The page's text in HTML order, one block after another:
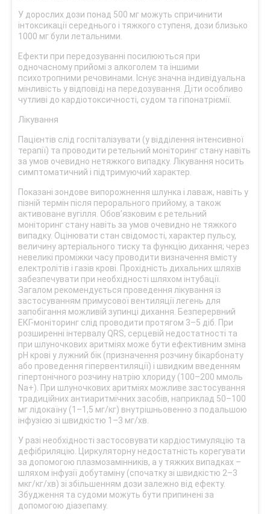
У дорослих дози понад 500 мг можуть спричинити
інтоксикації середнього і тяжкого ступеня, дози близько
1000 мг були летальними.
Ефекти при передозуванні посилюються при
одночасному прийомі з алкоголем та іншими
психотропними речовинами. Існує значна індивідуальна
мінливість у відповіді на передозування. Діти особливо
чутливі до кардіотоксичності, судом та гіпонатріємії.
Лікування
Пацієнтів слід госпіталізувати (у відділення інтенсивної
терапії) та проводити ретельний моніторинг стану навіть
за умов очевидно нетяжкого випадку. Лікування носить
симптоматичний і підтримуючий характер.
Показані зондове випорожнення шлунка і лаваж, навіть у
пізній термін після перорального прийому, а також
активоване вугілля. Обов’язковим є ретельний
моніторинг стану навіть за умов очевидно не тяжкого
випадку. Оцінювати стан свідомості, характер пульсу,
величину артеріального тиску та функцію дихання; через
невеликі проміжки часу проводити визначення вмісту
електролітів і газів крові. Прохідність дихальних шляхів
забезпечувати при необхідності шляхом інтубації.
Загалом рекомендується проведення лікування із
застосуванням примусової вентиляції легень для
запобігання можливій зупинці дихання. Безперервний
ЕКГ-моніторинг слід проводити протягом 3–5 діб. При
розширенні інтервалу QRS, серцевій недостатності та
при шлуночкових аритміях може бути ефективним зміна
рН крові у лужний бік (призначення розчину бікарбонату
або проведення гіпервентиляції) і швидким введенням
гіпертонічного розчину натрію хлориду (100–200 ммоль
Na+). При шлуночкових аритміях можливе застосування
традиційних антиаритмічних засобів, наприклад 50–100
мг лідокаїну (1–1,5 мг/кг) внутрішньовенно з подальшою
інфузією зі швидкістю 1–3 мг/хв.
У разі необхідності застосовувати кардіостимуляцію та
дефібриляцію. Циркуляторну недостатність корегувати
за допомогою плазмозамінників, а у тяжких випадках –
шляхом інфузії добутаміну (спочатку зі швидкістю 2–3
мкг/кг/хв) зі збільшенням дози залежно від ефекту.
Збудження та судоми можуть бути припинені за
допомогою діазепаму.